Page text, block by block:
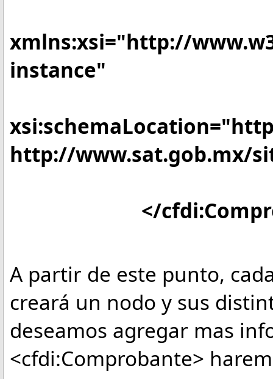
xmlns:xsi="http://
instance"
http://www.sat.gob.mx/
</
A partir de este punto,
creará un nodo y sus
deseamos agregar mas
<cfdi:Comprobante>